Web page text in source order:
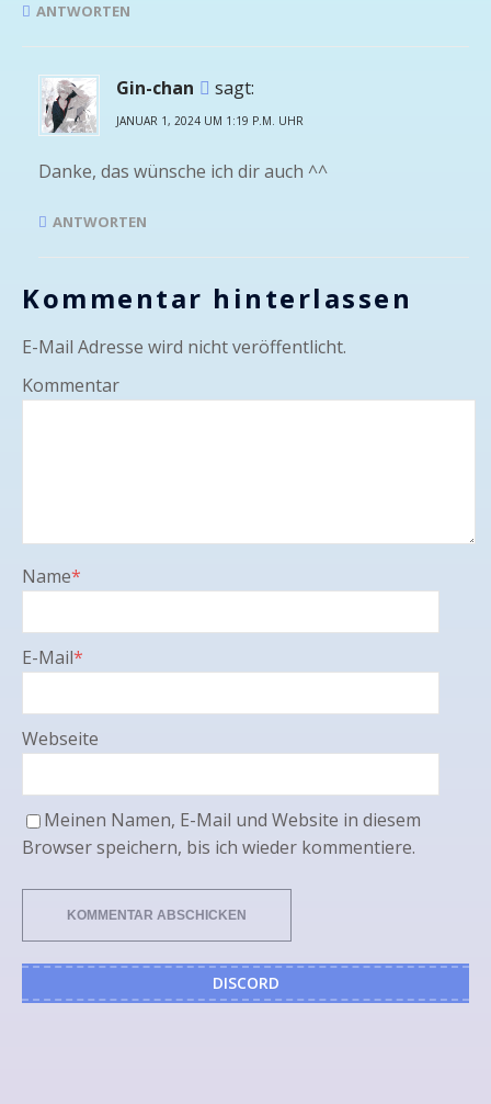
ANTWORTEN
Gin-chan sagt:
JANUAR 1, 2024 UM 1:19 P.M. UHR
Danke, das wünsche ich dir auch ^^
ANTWORTEN
Kommentar hinterlassen
E-Mail Adresse wird nicht veröffentlicht.
Kommentar
Name*
E-Mail*
Webseite
Meinen Namen, E-Mail und Website in diesem
Browser speichern, bis ich wieder kommentiere.
DISCORD